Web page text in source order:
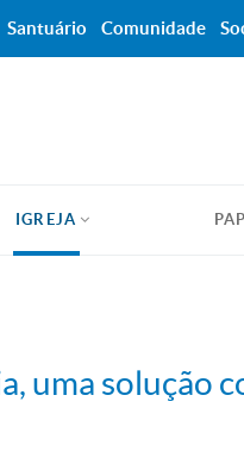
IGREJA
uma solução
Santuário Comunidade